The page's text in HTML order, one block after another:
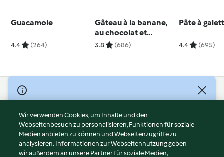
Guacamole
4.4 (264)
Gâteau à la banane,
au chocolat et
flocons d'avoine
3.8 (686)
Pâte à
4.4 (695)
© Copyright 2026
Nutzungsbedingungen
Datenschutzrichtlinien
Disclaimer
Impressum
Wir verwenden Cookies, um Inhalte und den
Webseitenbesuch zu personalisieren, Funktionen für soziale
Medien anbieten zu können und Webseitenzugriffe zu
analysieren. Informationen zur Webseitennutzung geben
wir außerdem an unsere Partner für soziale Medien,